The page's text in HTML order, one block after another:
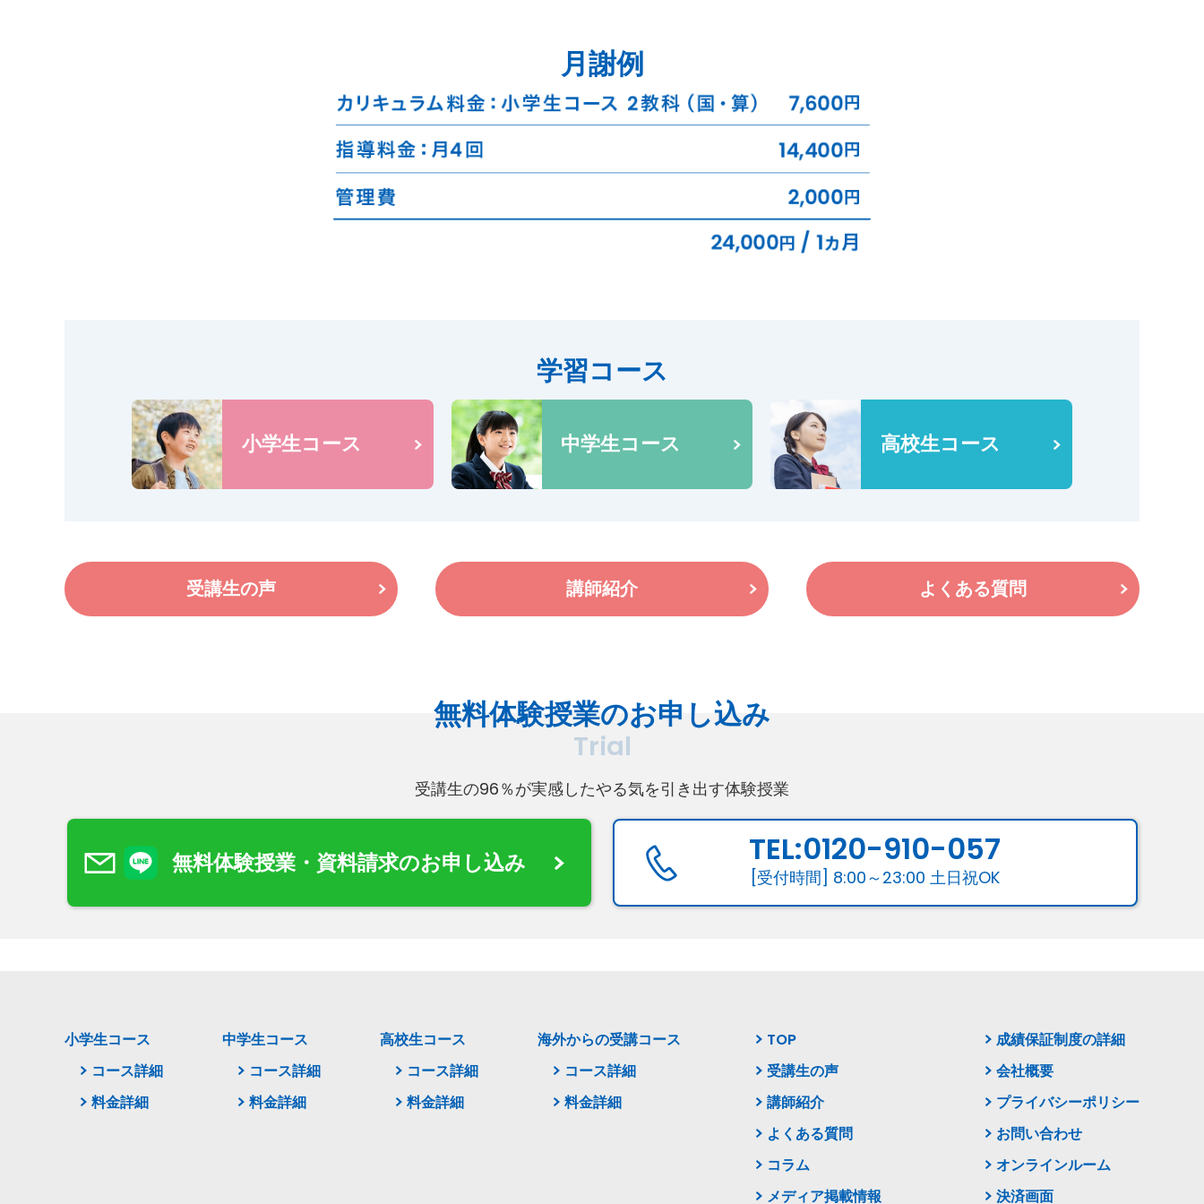
月謝例
学習コース
小学生コース 中学生コース 高校生コース
受講生の声 講師紹介 よくある質問
無料体験授業のお申し込み
Trial
受講生の96％が実感したやる気を引き出す体験授業
無料体験授業・資料請求のお申し込み TEL:0120-910-057
[受付時間] 8:00～23:00 土日祝OK
小学生コース
コース詳細
料金詳細
中学生コース
コース詳細
料金詳細
高校生コース
コース詳細
料金詳細
海外からの受講コース
コース詳細
料金詳細
TOP
受講生の声
講師紹介
よくある質問
コラム
メディア掲載情報
成績保証制度の詳細
会社概要
プライバシーポリシー
お問い合わせ
オンラインルーム
決済画面